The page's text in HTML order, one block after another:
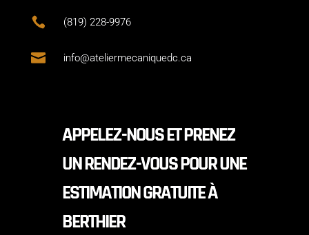
 (819) 228-9976
 info@ateliermecaniquedc.ca
APPELEZ-NOUS ET PRENEZ
UN RENDEZ-VOUS POUR UNE
ESTIMATION GRATUITE À
BERTHIER